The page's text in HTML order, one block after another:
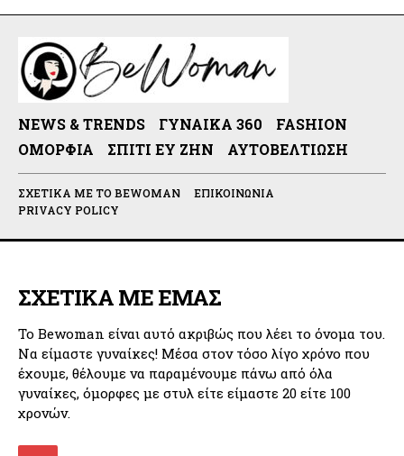
NEWS & TRENDS ΓΥΝΑΊΚΑ 360
FASHION
ΟΜΟΡΦΙΆ
ΣΠΊΤΙ ΕΥ ΖΗΝ ΑΥΤΟΒΕΛΤΊΩΣΗ
ΣΧΕΤΙΚΆ ΜΕ ΤΟ BEWOMAN
ΕΠΙΚΟΙΝΩΝΊΑ
PRIVACY POLICY
ΣΧΕΤΙΚΑ ΜΕ ΕΜΑΣ
Το Bewoman είναι αυτό ακριβώς που λέει το όνομα του.
Να είμαστε γυναίκες! Μέσα στον τόσο λίγο χρόνο που
έχουμε, θέλουμε να παραμένουμε πάνω από όλα
γυναίκες, όμορφες με στυλ είτε είμαστε 20 είτε 100
χρονών.